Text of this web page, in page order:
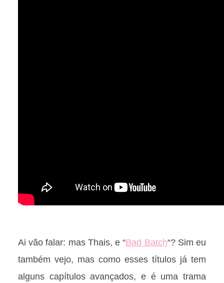
Ai vão falar: mas Thais, e “Bad Batch“? Sim eu
também vejo, mas como esses títulos já tem
alguns capítulos avançados, e é uma trama